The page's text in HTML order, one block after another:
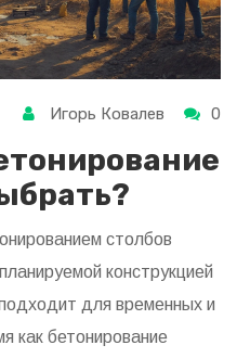
Игорь Ковалев 0
столбов
конструкцией
для временных и
как бетонирование